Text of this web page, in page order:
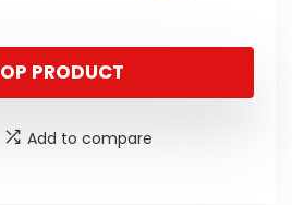
PRODUCT
Add to compare